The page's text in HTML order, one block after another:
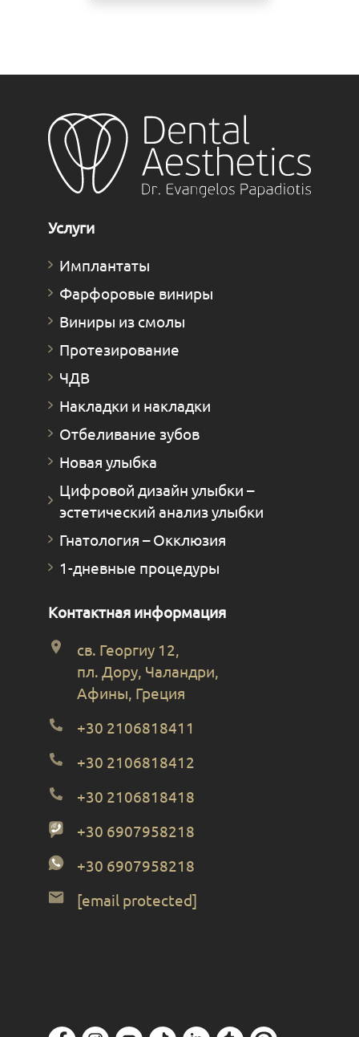
Услуги
Имплантаты
Фарфоровые виниры
Виниры из смолы
Протезирование
ЧДВ
Накладки и накладки
Отбеливание зубов
Новая улыбка
Цифровой дизайн улыбки –
эстетический анализ улыбки
Гнатология – Окклюзия
1-дневные процедуры
Контактная информация
св. Георгиу 12,
пл. Дору, Чаландри,
Афины, Греция
+30 2106818411
+30 2106818412
+30 2106818418
+30 6907958218
+30 6907958218
[email protected]